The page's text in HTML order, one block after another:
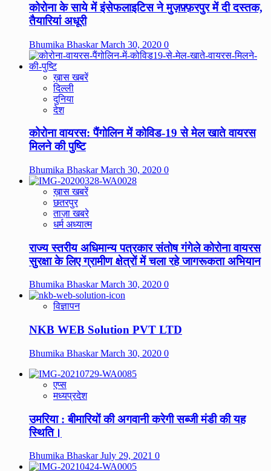
कोरोना के साये में इंसेफलाइटिस ने मुज़फ़्फ़रपुर में दी दस्तक,
तैयारियां अधूरी
Bhumika BhaskarMarch 30, 2020 0
ख़ास खबरें
दिल्ली
दुनिया
देश
कोरोना वायरस: पैंगोलिन में कोविड-19 से मेल खाते वायरस
मिलने की पुष्टि
Bhumika BhaskarMarch 30, 2020 0
ख़ास खबरें
छतरपुर
ताज़ा खबरे
धर्म अध्यात्म
राज्य स्तरीय अधिमान्य पत्रकार संतोष गंगेले कोरोना वायरस
सुरक्षा के लिए ग्रामीण क्षेत्रों में चला रहे जागरूकता अभियान
Bhumika BhaskarMarch 30, 2020 0
विज्ञापन
NKB WEB Solution PVT LTD
Bhumika BhaskarMarch 30, 2020 0
एप्स
मध्यप्रदेश
उमरिया : बीमारियों की अगवानी करेगी सब्जी मंडी की यह
स्थिति।
Bhumika BhaskarJuly 29, 2021 0